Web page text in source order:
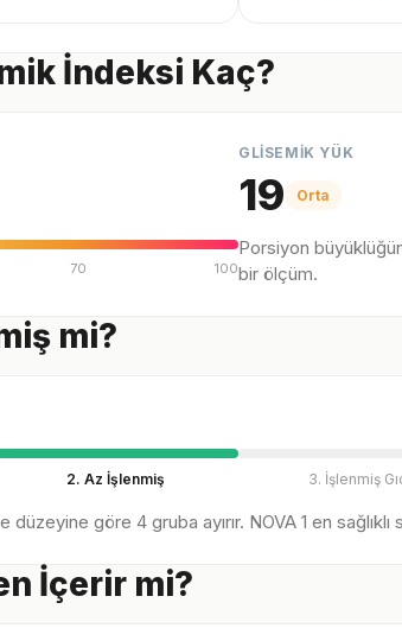
İndeksi Kaç?
70 100
GLİSEMİK YÜK
19 Orta
Porsiyon
bir ölçüm.
mi?
2. Az İşlenmiş 3. İşlenmiş
düzeyine göre 4 gruba ayırır. NOVA 1 en sağlıklı
İçerir mi?